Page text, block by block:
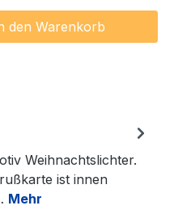
den
den Warenkorb
Weihnachtslichter.
ist innen
Mehr